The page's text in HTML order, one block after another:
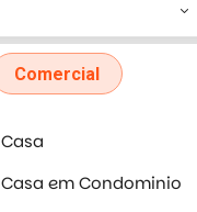
keyboard_arrow_down
Comercial
Casa
Casa em Condominio